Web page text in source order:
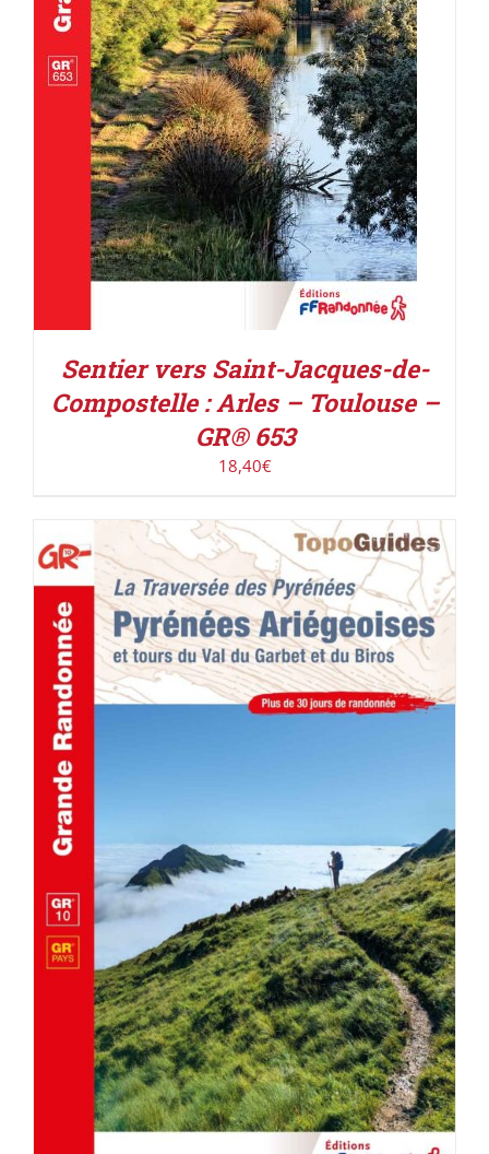
AJOUTER AU PANIER / DÉTAILS
Sentier vers Saint-Jacques-de-
Compostelle : Arles – Toulouse –
GR® 653
18,40€
AJOUTER AU PANIER DÉTAILS